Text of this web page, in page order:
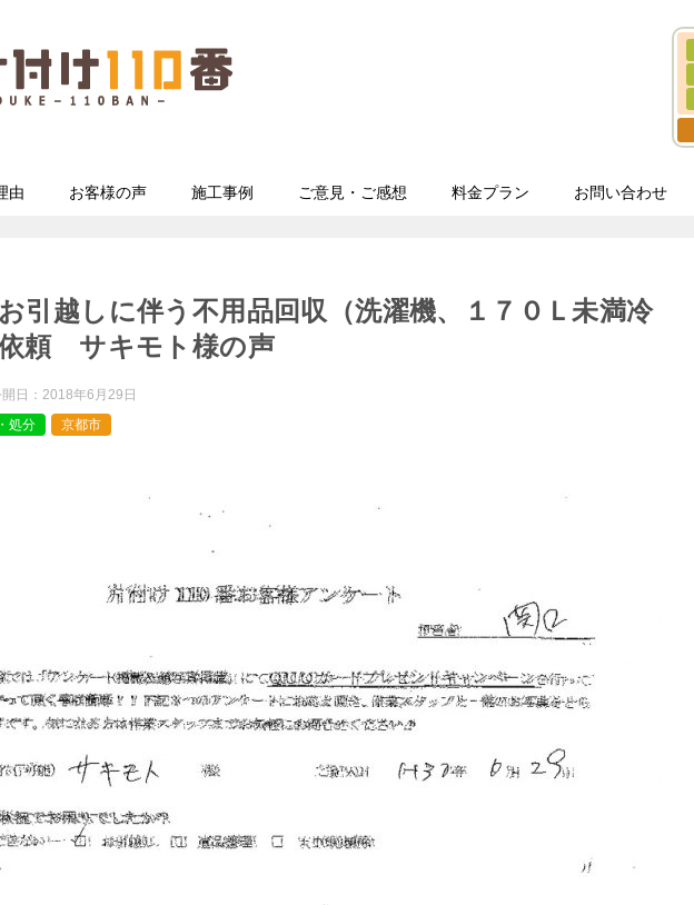
由 お客様の声 施工事例 ご意見・ご感想 料金プラン お問い合わせ
引越しに伴う不用品回収（洗濯機、１７０Ｌ未満冷
頼 サキモト様の声
日： 2018年6月29日
処分 京都市